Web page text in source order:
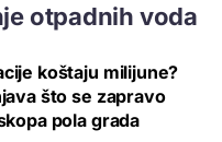
otpadnih voda
koštaju milijune?
što se zapravo
pola grada